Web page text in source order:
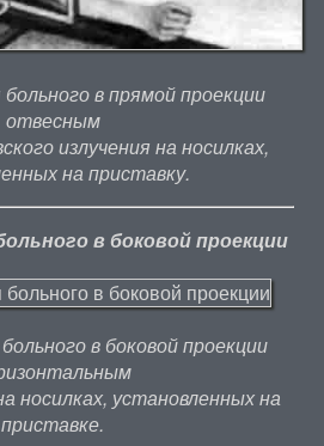
в прямой проекции
отвесным
излучения на носилках,
на приставку.
в боковой проекции
в боковой проекции
носилках, установленных на
приставке.